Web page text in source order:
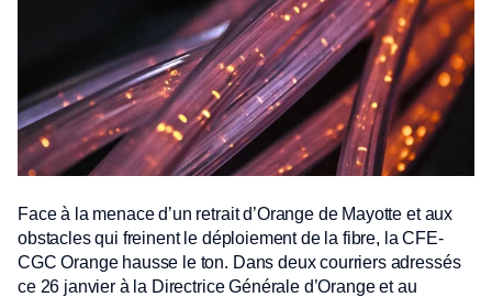
Face à la menace d’un retrait d’Orange de Mayotte et aux
obstacles qui freinent le déploiement de la fibre, la CFE-
CGC Orange hausse le ton. Dans deux courriers adressés
ce 26 janvier à la Directrice Générale d’Orange et au